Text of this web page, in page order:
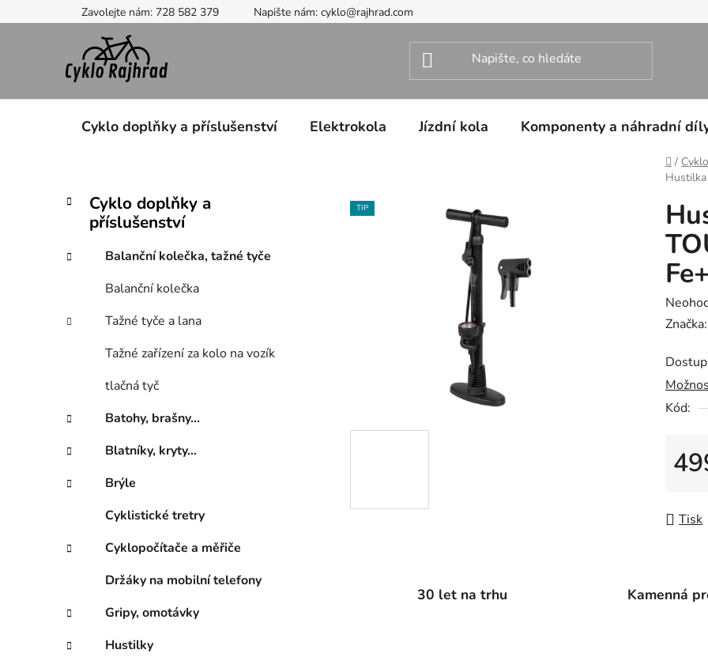
na
Zavolejte nám: 728 582 379 Napište nám: cyklo@rajhrad.com
Cyklo doplňky a příslušenství Elektrokola Jízdní kola Komponenty a náhradní
Domů
/
Hustilka
P
t
n
n
e
l
Přeskočit
kategorie
K
a
g
i
e
Cyklo doplňky a
příslušenství
Balanční kolečka, tažné tyče
Balanční kolečka
Tažné tyče a lana
Tažné zařízení za kolo na vozík
tlačná tyč
Batohy, brašny...
Blatníky, kryty...
Brýle
Cyklistické tretry
Cyklopočítače a měřiče
Držáky na mobilní telefony
Gripy, omotávky
Hustilky
je
0,0
z
Značka:
Kód:
Tisk
TIP
30 let na trhu Kamenná